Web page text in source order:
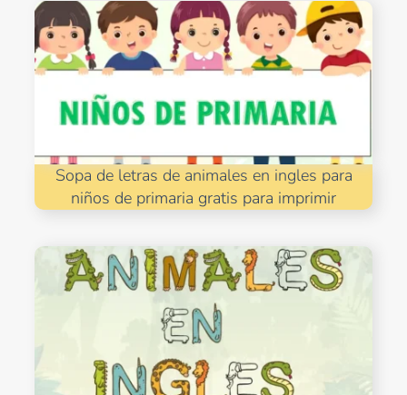
Sopa de letras de animales en ingles para
niños de primaria gratis para imprimir